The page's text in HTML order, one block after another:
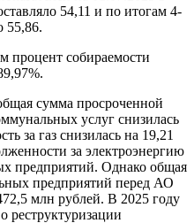
54,11 и по итогам 4-
55,86.
процент собираемости
сумма просроченной
услуг снизилась
за газ снизилась на 19,21
за электроэнергию
предприятий. Однако общая
предприятий перед АО
млн рублей. В 2025 году
реструктуризации